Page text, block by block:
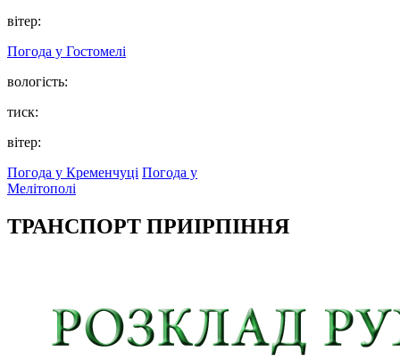
вітер:
Погода у Гостомелі
вологість:
тиск:
вітер:
Погода у Кременчуці Погода у
Мелітополі
ТРАНСПОРТ ПРИІРПІННЯ